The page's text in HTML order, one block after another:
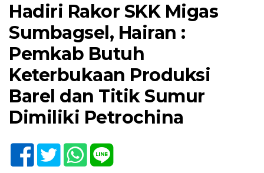
Hadiri Rakor SKK Migas
Sumbagsel, Hairan :
Pemkab Butuh
Keterbukaan Produksi
Barel dan Titik Sumur
Dimiliki Petrochina